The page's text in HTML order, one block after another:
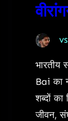
भारतीय
Bai का
शब्दों
जीवन,